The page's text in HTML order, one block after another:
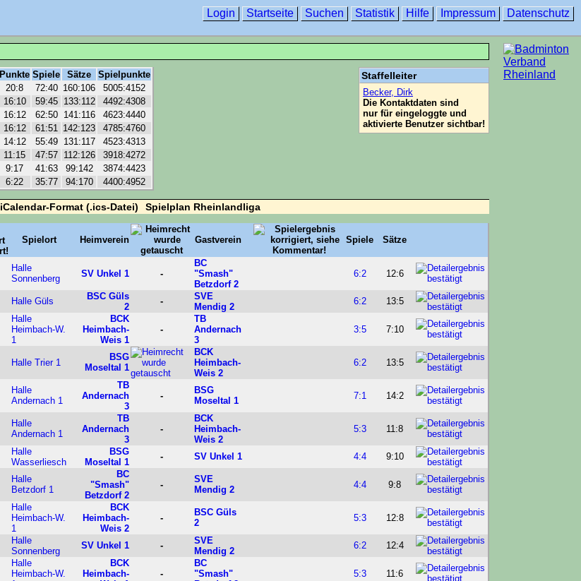
Staffelleiter
Becker, Dirk
Die Kontaktdaten sind
nur für eingeloggte und
aktivierte Benutzer sichtbar!
Punkte Spiele Sätze
Spielpunkte
20:8 72:40 160:106
5005:4152
16:10 59:45 133:112
4492:4308
16:12 62:50 141:116
4623:4440
16:12 61:51 142:123
4785:4760
14:12 55:49 131:117
4523:4313
11:15 47:57 112:126
3918:4272
9:17 41:63 99:142
3874:4423
6:22 35:77 94:170 4400:4952
Spielplan Rheinlandliga
Spielort Heimverein Gastverein Spiele Sätze
Halle
Sonnenberg
SV Unkel 1 -
BC
"Smash"
Betzdorf 2
6:2 12:6
Halle Güls
BSC Güls
2
-
SVE
Mendig 2
6:2 13:5
Halle
Heimbach-W.
1
BCK
Heimbach-
Weis 1
-
TB
Andernach
3
3:5 7:10
Halle Trier 1
BSG
Moseltal 1
BCK
Heimbach-
Weis 2
6:2 13:5
Halle
Andernach 1
TB
Andernach
3
-
BSG
Moseltal 1
7:1 14:2
Halle
Andernach 1
TB
Andernach
3
-
BCK
Heimbach-
Weis 2
5:3 11:8
Halle
Wasserliesch
BSG
Moseltal 1
- SV Unkel 1 4:4 9:10
Halle
Betzdorf 1
BC
"Smash"
Betzdorf 2
-
SVE
Mendig 2
4:4 9:8
Halle
Heimbach-W.
1
BCK
Heimbach-
Weis 2
-
BSC Güls
2
5:3 12:8
Halle
Sonnenberg
SV Unkel 1 -
SVE
Mendig 2
6:2 12:4
Halle
Heimbach-W.
BCK
Heimbach-
-
BC
"Smash"
5:3 11:6
Login Startseite Suchen Statistik Hilfe Impressum Datenschutz